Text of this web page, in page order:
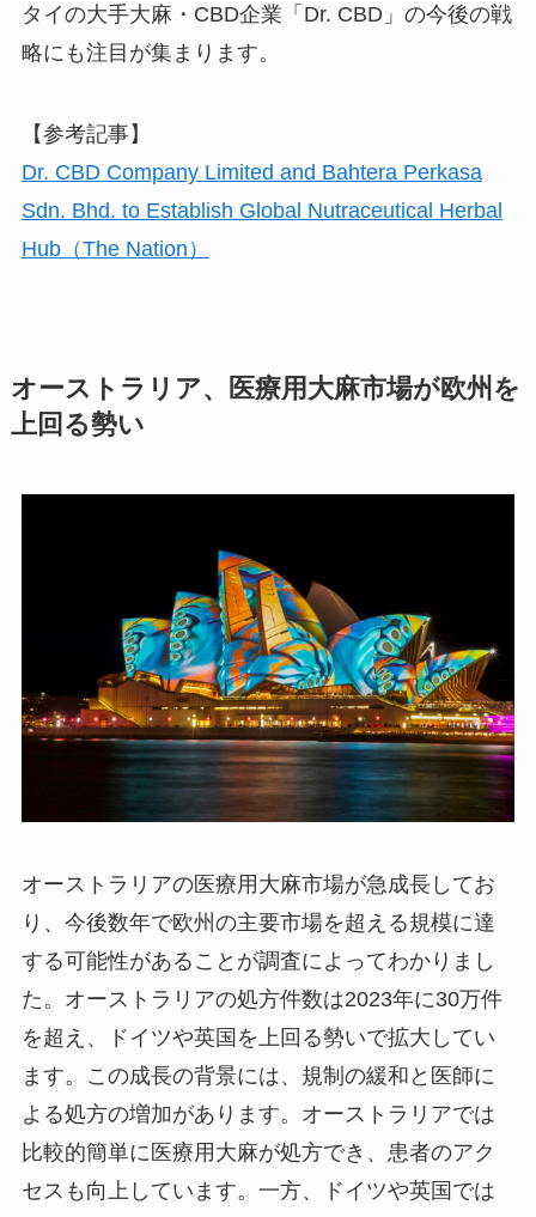
タイの大手大麻・CBD企業「Dr. CBD」の今後の戦
略にも注目が集まります。
【参考記事】
Dr. CBD Company Limited and Bahtera Perkasa
Sdn. Bhd. to Establish Global Nutraceutical Herbal
Hub（The Nation ）
オーストラリア、医療用大麻市場が欧州を
上回る勢い
オーストラリアの医療用大麻市場が急成長してお
り、今後数年で欧州の主要市場を超える規模に達
する可能性があることが調査によってわかりまし
た。オーストラリアの処方件数は2023年に30万件
を超え、ドイツや英国を上回る勢いで拡大してい
ます。この成長の背景には、規制の緩和と医師に
よる処方の増加があります。オーストラリアでは
比較的簡単に医療用大麻が処方でき、患者のアク
セスも向上しています。一方、ドイツや英国では